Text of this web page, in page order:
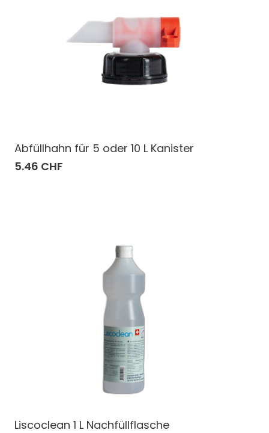
Abfüllhahn für 5 oder 10 L Kanister
5.46 CHF
Liscoclean 1 L Nachfüllflasche